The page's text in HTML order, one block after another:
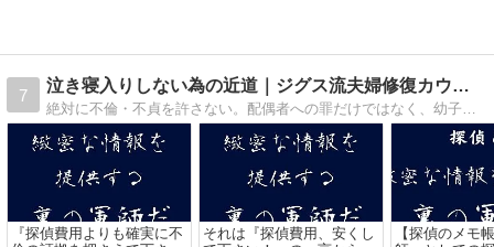
7
泣き寝入りしない為の近道｜ジグス流夫婦修復カウンセラー
『探偵費用よりも確実に不
それは『探偵費用、安くし
【探偵のメモ